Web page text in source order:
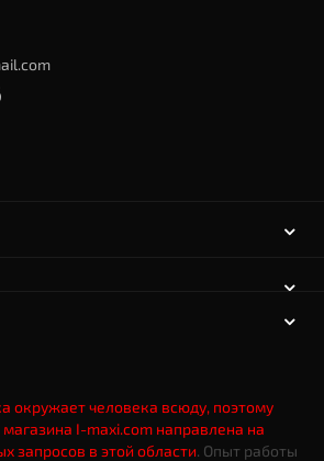
окружает человека всюду, поэтому
I-maxi.com направлена на
запросов в этой области. Опыт работы